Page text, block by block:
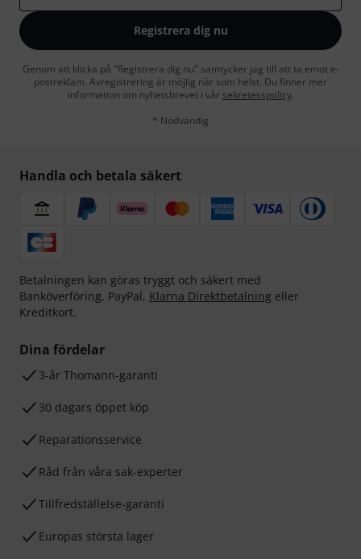
Registrera dig nu
Genom att klicka på "Registrera dig nu" samtycker jag till att ta emot e-
postreklam. Avregistrering är möjlig när som helst. Du finner mer
information om nyhetsbrevet i vår sekretesspolicy.
* Nödvändig
Handla och betala säkert
Betalningen kan göras tryggt och säkert med
Banköverföring, PayPal, Klarna Direktbetalning eller
Kreditkort.
Dina fördelar
3-år Thomann-garanti
30 dagars öppet köp
Reparationsservice
Råd från våra sak-experter
Tillfredställelse-garanti
Europas största lager